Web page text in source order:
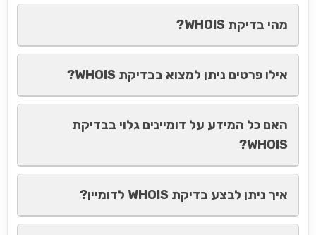
מהי בדיקת WHOIS?
אילו פרטים ניתן למצוא בבדיקת WHOIS?
האם כל המידע על דומיינים גלוי בבדיקת
WHOIS?
איך ניתן לבצע בדיקת WHOIS לדומיין?